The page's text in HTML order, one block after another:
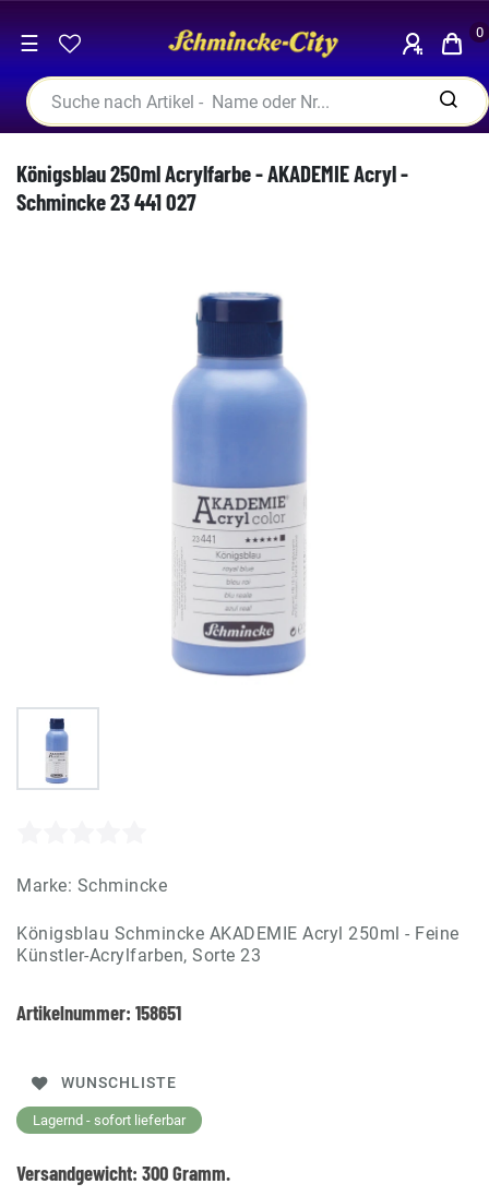
☰ 0
Königsblau 250ml Acrylfarbe - AKADEMIE Acryl -
Schmincke 23 441 027
Marke: Schmincke
Königsblau Schmincke AKADEMIE Acryl 250ml - Feine
Künstler-Acrylfarben, Sorte 23
Artikelnummer: 158651
WUNSCHLISTE
Lagernd - sofort lieferbar
Versandgewicht: 300Gramm.